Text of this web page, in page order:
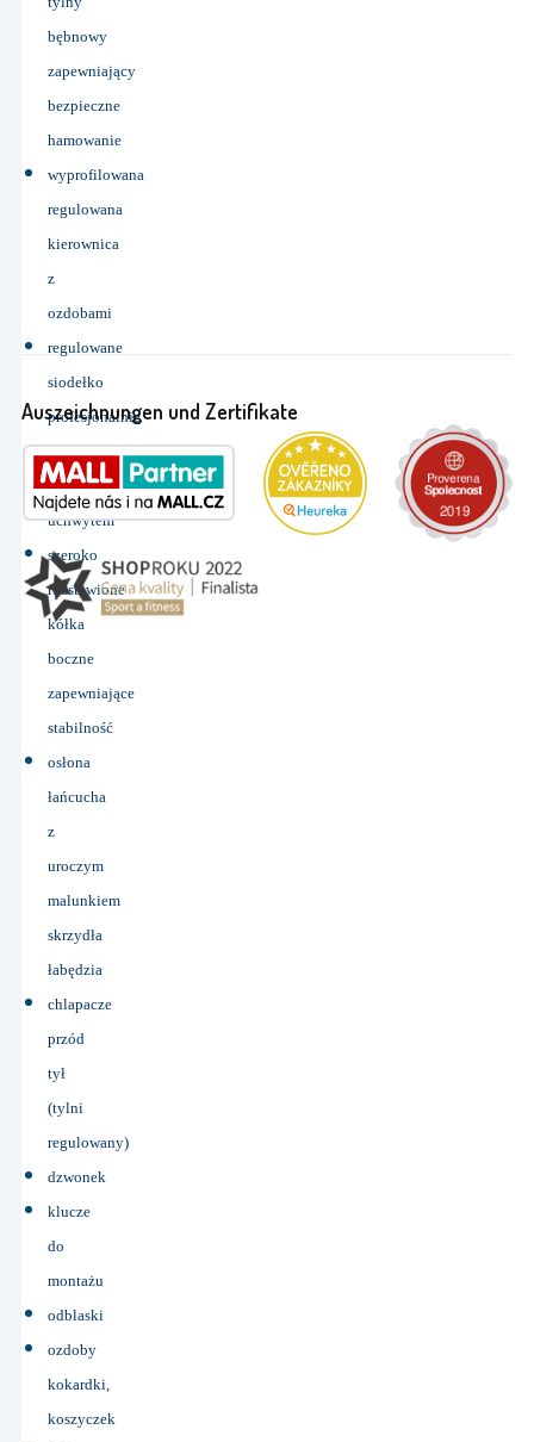
bębnowy
zapewniający
bezpieczne
hamowanie
wyprofilowana
regulowana
kierownica
z
ozdobami
regulowane
siodełko
profesjonalnie
wyprofilowane
z
uchwytem
szeroko
rozstawione
kółka
boczne
zapewniające
stabilność
osłona
łańcucha
z
uroczym
malunkiem
skrzydła
łabędzia
chlapacze
przód
tył
(tylni
regulowany)
dzwonek
klucze
do
montażu
odblaski
ozdoby
kokardki,
koszyczek
Auszeichnungen und Zertifikate